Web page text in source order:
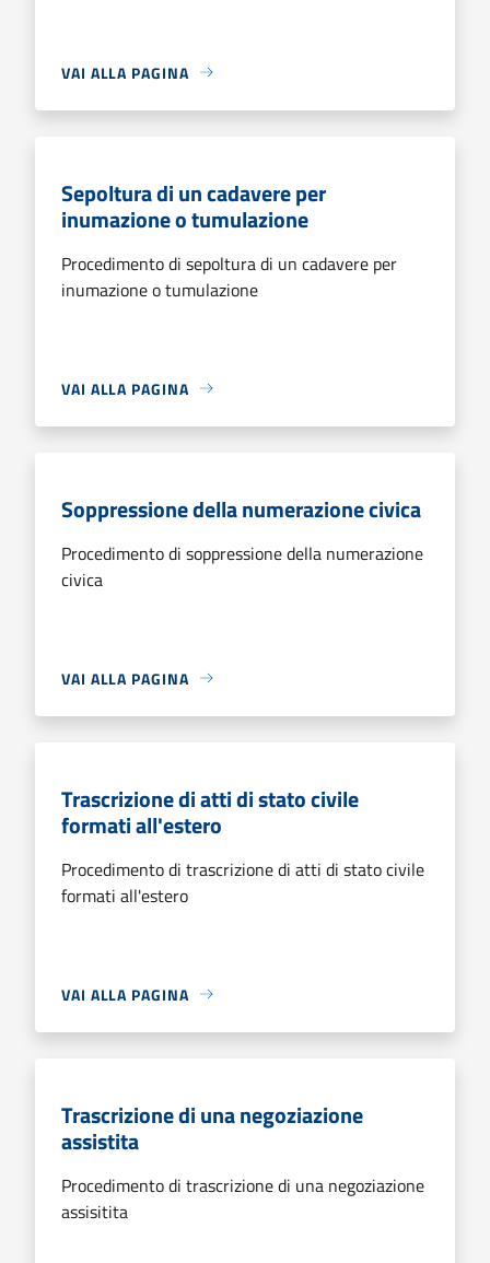
VAI ALLA PAGINA
Sepoltura di un cadavere per
inumazione o tumulazione
Procedimento di sepoltura di un cadavere per
inumazione o tumulazione
VAI ALLA PAGINA
Soppressione della numerazione civica
Procedimento di soppressione della numerazione
civica
VAI ALLA PAGINA
Trascrizione di atti di stato civile
formati all'estero
Procedimento di trascrizione di atti di stato civile
formati all'estero
VAI ALLA PAGINA
Trascrizione di una negoziazione
assistita
Procedimento di trascrizione di una negoziazione
assisitita